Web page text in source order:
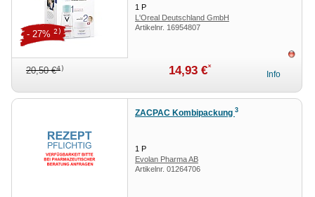
1 P
L'Oreal Deutschland GmbH
Geschäftsbereich VICHY
Artikelnr. 16954807
20,50 €4) 14,93 €*
- 27%2)
Info
ZACPAC Kombipackung 3
1 P
Evolan Pharma AB
Artikelnr. 01264706